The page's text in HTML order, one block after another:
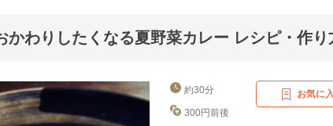
かわりしたくなる夏野菜カレー レシピ・作り
約30分
300円前後
お気に